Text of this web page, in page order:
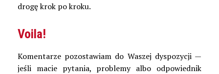
drogę krok po kroku.
Voila!
Komentarze pozostawiam do Waszej dyspozycji —
jeśli macie pytania, problemy albo odpowiednik